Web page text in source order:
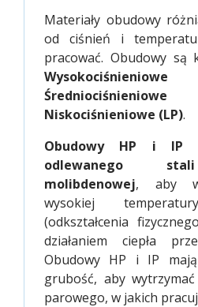
Materiały obudowy
od ciśnień i
pracować. Obudowy są
Niskociśnieniowe (LP).
Obudowy HP i IP
odlewanego
molibdenowej, aby
wysokiej
(odkształcenia
działaniem ciepła
Obudowy HP i IP
grubość, aby
parowego, w jakich